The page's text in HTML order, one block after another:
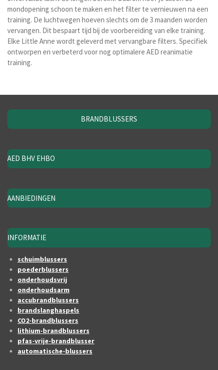
mondopening schoon te maken en het filter te vernieuwen na een
training. De luchtwegen hoeven slechts om de 3 maanden worden
vervangen. Dit bespaart tijd bij de voorbereiding van elke training.
Elke Little Anne wordt geleverd met vervangbare filters. Specifiek
ontworpen en verbeterd voor nog optimalere AED reanimatie
training.
BRANDBLUSSERS
AED BHV EHBO
AANBIEDINGEN
INFORMATIE
schuimblussers
poederblussers
onderhoudsvrij
onderhoudsarm
accubrandblussers
brandslanghaspels
CO2-brandblussers
lithium-brandblussers
pfas-vrije-brandblusser
automatische-blussers